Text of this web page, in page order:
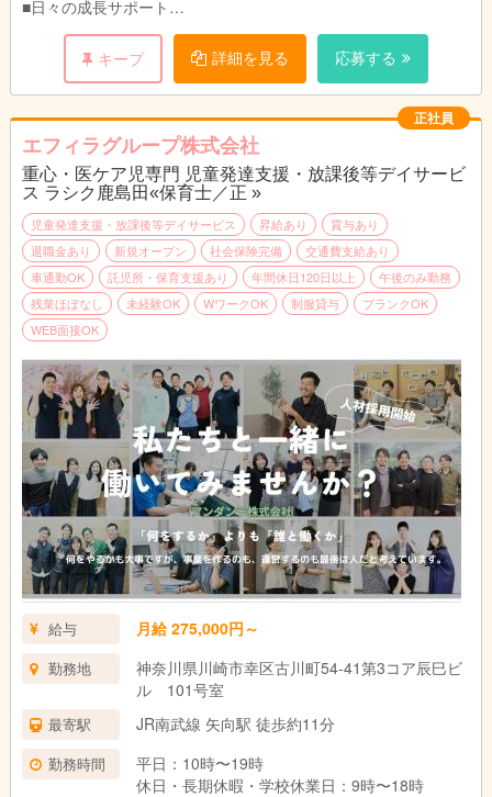
■日々の成長サポート
（施設内・施設外）、車椅子の乗り降りや移動の補助やトイレの
介助、おむつ交換などの生活支援を行います。
季節感のある工作や簡単なクッキングなど、集団での遊びが中心
の活動で、夏祭りなどのイベントも実施。日常生活でのルールや
お友達との関わりなど必要な自立支援を行います。
■送迎（学校、施設、自宅）業務（AT限定可※福祉車両）
学校～施設、施設～自宅など児童の送迎を行います。
■成長の記録、ブログ更新など
日々の様子を保護者に伝える連絡帳入力やブログ更新を行いま
す。
手書き書類はなく、システム上でのパソコン作業となります。
【1日の流れ（1例）】
10:00 出勤・朝礼
11:00 運営準備
12:00 休憩
13:00 パート職員出勤・打ち合わせ
14:00 送迎出発
15:00 児童到着
15:30 療育、ケア、プログラム
16:30 帰りの会
17:00 帰り送迎開始・お見送り
17:30 清掃・事務作業など
18:30 終礼
19:00 退勤
キープ 詳細を見る 応募する
正社員
エフィラグループ株式会社
重心・医ケア児専門 児童発達支援・放課後等デイサービ
ス ラシク鹿島田«保育士／正 »
児童発達支援・放課後等デイサービス 昇給あり
賞与あり
退職金あり
新規オープン 社会保険完備
交通費支給あり
車通勤OK
託児所・保育支援あり 年間休日120日以上
午後のみ勤務
残業ほぼなし
未経験OK WワークOK 制服貸与
ブランクOK
WEB面接OK
給与 月給 275,000円～
勤務地
神奈川県川崎市幸区古川町54-41第3コア辰巳ビ
ル 101号室
最寄駅 JR南武線 矢向駅 徒歩約11分
勤務時間
平日：10時〜19時
休日・長期休暇・学校休業日：9時〜18時